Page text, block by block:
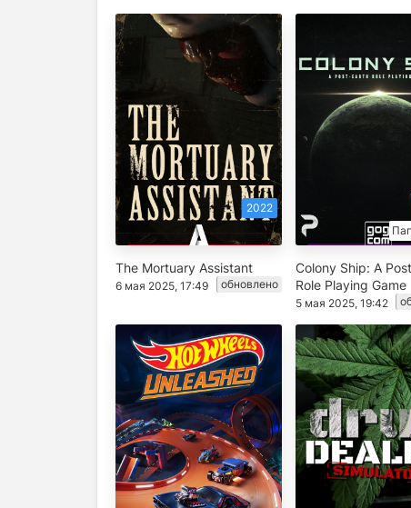
2022
The Mortuary Assistant
6 мая 2025, 17:49 обновлено
Colony Ship: A
Role Playing Game
5 мая 2025, 19:42